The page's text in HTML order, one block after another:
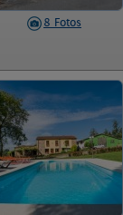
8 Fotos